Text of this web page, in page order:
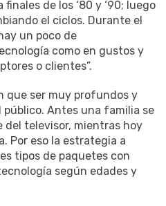
de los ‘80 y ‘90; luego
el ciclos. Durante el
un poco de
como en gustos y
o clientes”.
que ser muy profundos y
Antes una familia se
del televisor, mientras hoy
Por eso la estrategia a
tipos de paquetes con
según edades y